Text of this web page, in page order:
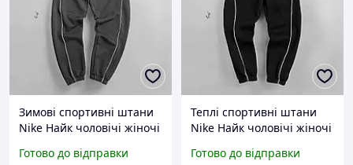
Зимові спортивні штани
Nike Найк чоловічі жіночі
утеплені
Готово до відправки
Теплі спортивні штани
Nike Найк чоловічі жіночі
чорні
Готово до відправки